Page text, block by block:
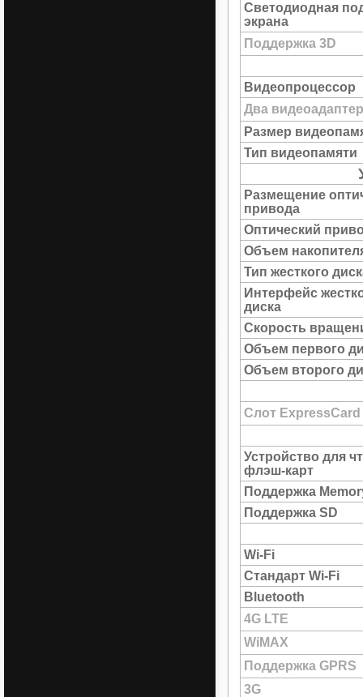
Светодиодная
экрана
Поддержка 3D
Видеопроцессор
Два
Размер
Тип видеопамяти
Размещение
привода
Оптический
Объем
Тип жесткого
Интерфейс
диска
Скорость
Объем первого
Объем второго
Слот ExpressCard
Устройство для
флэш-карт
Поддержка
Поддержка SD
Wi-Fi
Стандарт Wi-Fi
Bluetooth
4G LTE
WiMAX
Поддержка GPRS
3G